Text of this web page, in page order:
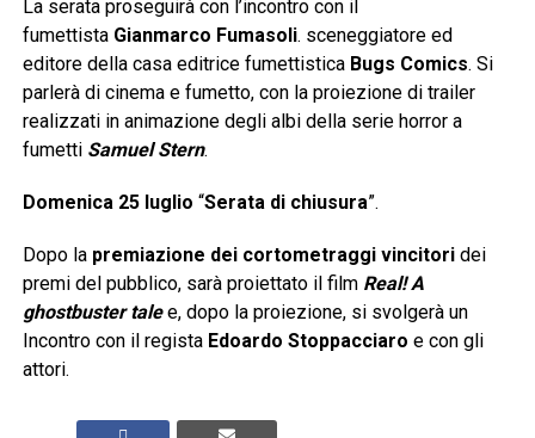
La serata proseguirà con l’incontro con il
fumettista Gianmarco Fumasoli. sceneggiatore ed
editore della casa editrice fumettistica Bugs Comics. Si
parlerà di cinema e fumetto, con la proiezione di trailer
realizzati in animazione degli albi della serie horror a
fumetti Samuel Stern.
Domenica 25 luglio “Serata di chiusura”.
Dopo la premiazione dei cortometraggi vincitoridei
premi del pubblico, sarà proiettato il film Real! A
ghostbuster talee, dopo la proiezione, si svolgerà un
Incontro con il regista Edoardo Stoppacciaro e con gli
attori.